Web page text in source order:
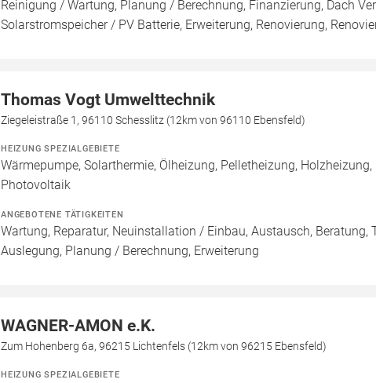
Reinigung / Wartung, Planung / Berechnung, Finanzierung, Dach
Solarstromspeicher / PV Batterie, Erweiterung, Renovierung,
Thomas Vogt Umwelttechnik
Ziegeleistraße 1, 96110 Schesslitz (12km von 96110 Ebensfeld)
HEIZUNG SPEZIALGEBIETE
Wärmepumpe, Solarthermie, Ölheizung, Pelletheizung,
Photovoltaik
ANGEBOTENE TÄTIGKEITEN
Wartung, Reparatur, Neuinstallation / Einbau, Austausch,
Auslegung, Planung / Berechnung, Erweiterung
WAGNER-AMON e.K.
Zum Hohenberg 6a, 96215 Lichtenfels (12km von 96215 Ebensfeld)
HEIZUNG SPEZIALGEBIETE